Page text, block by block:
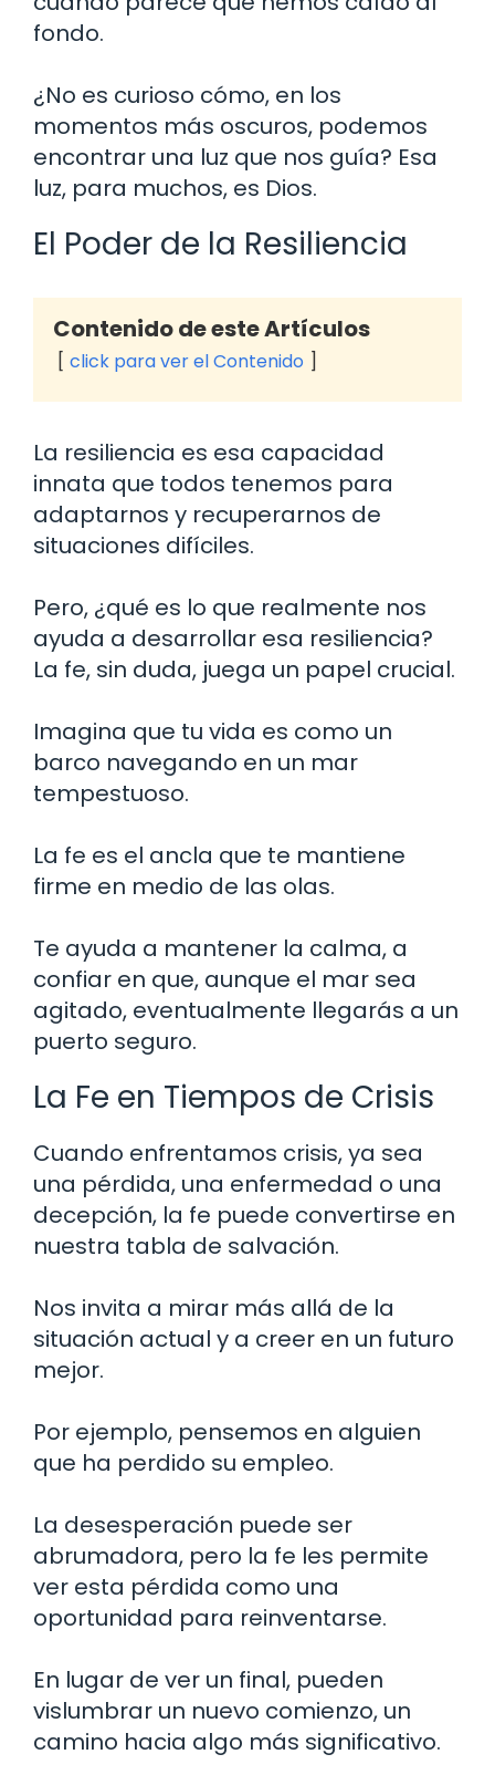
fondo.
¿No es curioso cómo, en los
momentos más oscuros, podemos
encontrar una luz que nos guía? Esa
luz, para muchos, es Dios.
El Poder de la Resiliencia
Contenido de este Artículos
click para ver el Contenido
La resiliencia es esa capacidad
innata que todos tenemos para
adaptarnos y recuperarnos de
situaciones difíciles.
Pero, ¿qué es lo que realmente nos
ayuda a desarrollar esa resiliencia?
La fe, sin duda, juega un papel crucial.
Imagina que tu vida es como un
barco navegando en un mar
tempestuoso.
La fe es el ancla que te mantiene
firme en medio de las olas.
Te ayuda a mantener la calma, a
confiar en que, aunque el mar sea
agitado, eventualmente llegarás a un
puerto seguro.
La Fe en Tiempos de Crisis
Cuando enfrentamos crisis, ya sea
una pérdida, una enfermedad o una
decepción, la fe puede convertirse en
nuestra tabla de salvación.
Nos invita a mirar más allá de la
situación actual y a creer en un futuro
mejor.
Por ejemplo, pensemos en alguien
que ha perdido su empleo.
La desesperación puede ser
abrumadora, pero la fe les permite
ver esta pérdida como una
oportunidad para reinventarse.
En lugar de ver un final, pueden
vislumbrar un nuevo comienzo, un
camino hacia algo más significativo.